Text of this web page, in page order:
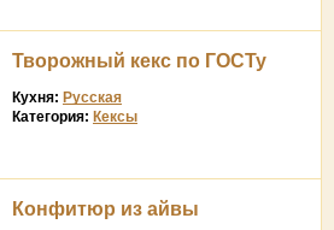
Творожный кекс по ГОСТу
Кухня: Русская
Категория: Кексы
Конфитюр из айвы